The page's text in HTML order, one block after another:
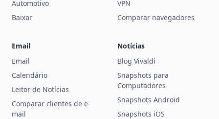
Automotivo
Baixar
VPN
Comparar navegadores
Email
Email
Calendário
Leitor de Notícias
Comparar clientes de e-
mail
Notícias
Blog Vivaldi
Snapshots para
Computadores
Snapshots Android
Snapshots iOS